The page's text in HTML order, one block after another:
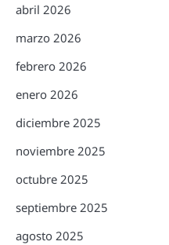
abril 2026
marzo 2026
febrero 2026
enero 2026
diciembre 2025
noviembre 2025
octubre 2025
septiembre 2025
agosto 2025